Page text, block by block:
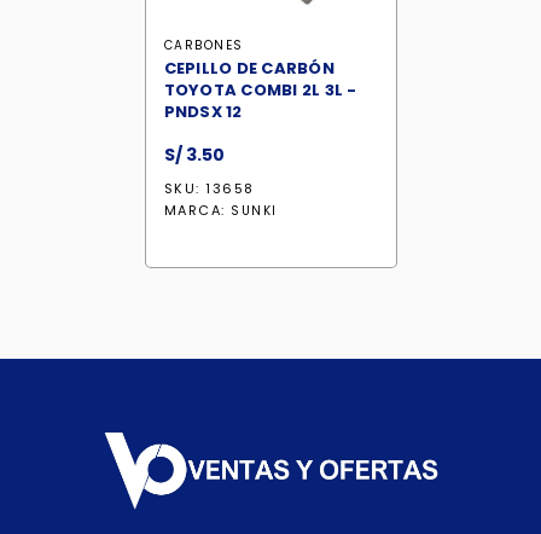
CARBONES
CEPILLO DE CARBÓN
TOYOTA COMBI 2L 3L -
PNDSX 12
S/3.50
SKU: 13658
MARCA: SUNKI